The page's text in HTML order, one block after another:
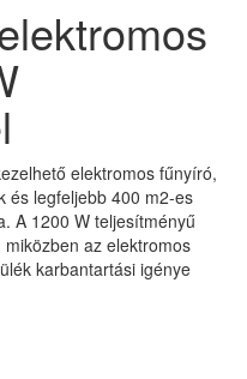
elektromos fűnyíró,
és legfeljebb 400 m2-es
A 1200 W teljesítményű
az elektromos
karbantartási igénye